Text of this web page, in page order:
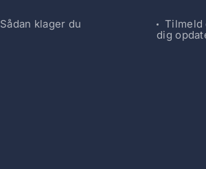
Sådan klager du
Tilmeld
dig